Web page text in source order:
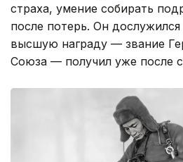
страха, умение собирать
после потерь. Он
высшую награду — звание
Союза — получил уже после